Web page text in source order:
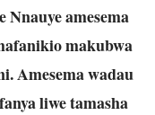
amesema
makubwa
Amesema wadau
liwe tamasha